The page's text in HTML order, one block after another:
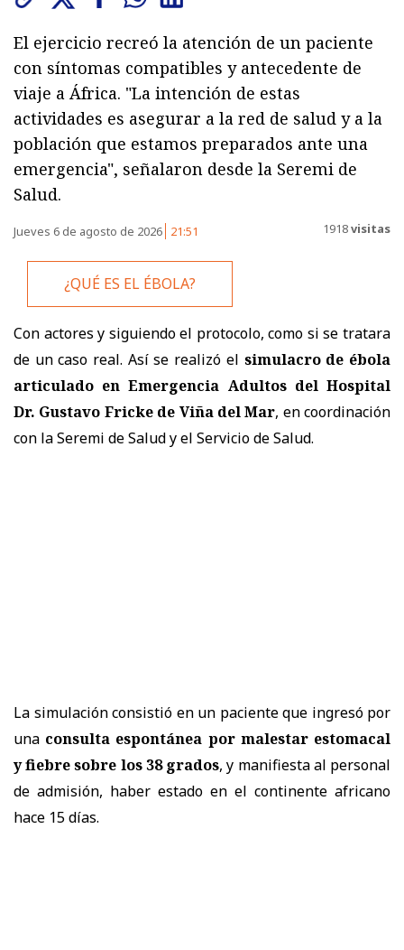
El ejercicio recreó la atención de un paciente
con síntomas compatibles y antecedente de
viaje a África. "La intención de estas
actividades es asegurar a la red de salud y a la
población que estamos preparados ante una
emergencia", señalaron desde la Seremi de
Salud.
Jueves 6 de agosto de 2026 21:51 1918visitas
¿QUÉ ES EL ÉBOLA?
Con actores y siguiendo el protocolo, como si se tratara
de un caso real. Así se realizó el simulacro de ébola
articulado en Emergencia Adultos del Hospital
Dr. Gustavo Fricke de Viña del Mar, en coordinación
con la Seremi de Salud y el Servicio de Salud.
La simulación consistió en un paciente que ingresó por
una consulta espontánea por malestar estomacal
y fiebre sobre los 38 grados, y manifiesta al personal
de admisión, haber estado en el continente africano
hace 15 días.